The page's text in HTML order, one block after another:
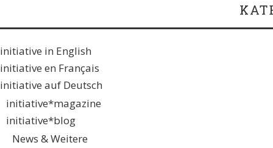
initiative in English
initiative en Français
initiative auf Deutsch
initiative*magazine
initiative*blog
News & Weitere